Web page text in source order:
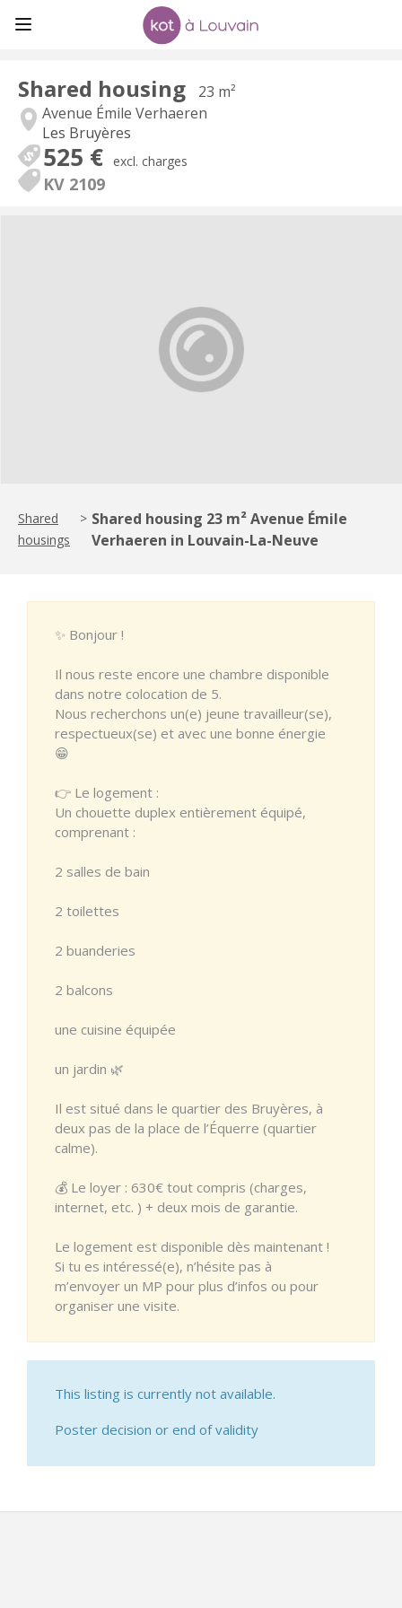
Shared housing
23 m²
Avenue Émile Verhaeren
Les Bruyères
525 € excl. charges
KV 2109
Shared
housings
> Shared housing 23 m² Avenue Émile
Verhaeren in Louvain-La-Neuve
✨ Bonjour !
Il nous reste encore une chambre disponible
dans notre colocation de 5.
Nous recherchons un(e) jeune travailleur(se),
respectueux(se) et avec une bonne énergie
😁
👉 Le logement :
Un chouette duplex entièrement équipé,
comprenant :
2 salles de bain
2 toilettes
2 buanderies
2 balcons
une cuisine équipée
un jardin 🌿
Il est situé dans le quartier des Bruyères, à
deux pas de la place de l’Équerre (quartier
calme).
💰 Le loyer : 630€ tout compris (charges,
internet, etc. ) + deux mois de garantie.
Le logement est disponible dès maintenant !
Si tu es intéressé(e), n’hésite pas à
m’envoyer un MP pour plus d’infos ou pour
organiser une visite.
This listing is currently not available.
Poster decision or end of validity